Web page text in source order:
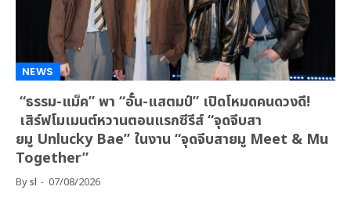
NEWS
“ธรรม-แม็ค” พา “อั๋น-แสตมป์” เปิดโหมดคนดวงดี!
เสิร์ฟโมเมนต์หวานตอนแรกซีรีส์ “จุดจีบสา
ยมู Unlucky Bae” ในงาน “จุดจีบสายมู Meet & Mu
Together”
Bysl 07/08/2026